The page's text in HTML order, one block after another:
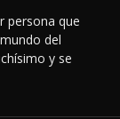
persona que
del
y se